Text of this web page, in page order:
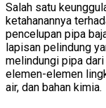
Salah satu
ketahanannya
pencelupan pipa
lapisan pelindung
melindungi pipa
elemen-elemen
air, dan bahan kimia.